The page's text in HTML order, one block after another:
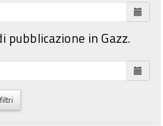
pubblicazione in Gazz.